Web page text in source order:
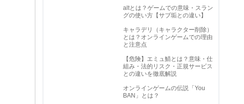
altとは？ゲームでの意味・スラン
グの使い方【サブ垢との違い】
キャラデリ（キャラクター削除）
とは？オンラインゲームでの理由
と注意点
【危険】エミュ鯖とは？意味・仕
組み・法的リスク・正規サービス
との違いを徹底解説
オンラインゲームの伝説「You
BAN」とは？